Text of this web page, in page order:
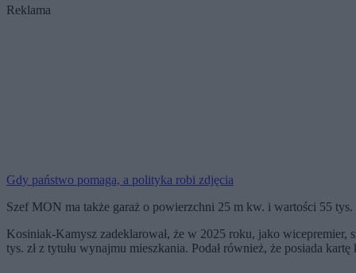
Reklama
Gdy państwo pomaga, a polityka robi zdjęcia
Szef MON ma także garaż o powierzchni 25 m kw. i wartości 55 tys.
Kosiniak-Kamysz zadeklarował, że w 2025 roku, jako wicepremier,
tys. zł z tytułu wynajmu mieszkania. Podał również, że posiada